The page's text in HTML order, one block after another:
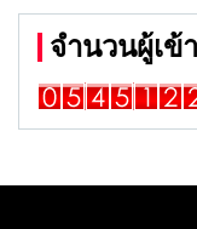
จำนวนผู้เข้